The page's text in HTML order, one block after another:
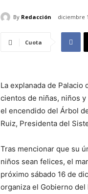
By Redacción diciembre
Cuota
La explanada de
cientos de niñas, niños
el encendido del Árbol
Ruiz, Presidenta del
Tras mencionar que su
niños sean felices, el
próximo sábado 16 de
organiza el Gobierno